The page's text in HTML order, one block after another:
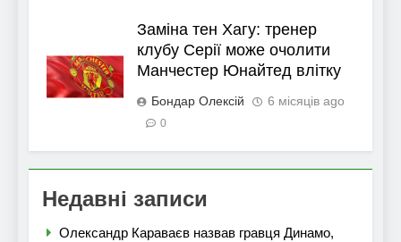
Заміна тен Хагу: тренер
клубу Серії може очолити
Манчестер Юнайтед влітку
Бондар Олексій 6 місяців ago
0
Недавні записи
Олександр Караваєв назвав гравця Динамо,